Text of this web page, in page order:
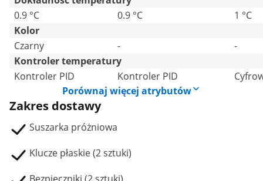
0.9 °C
0.9 °C
1 °C
Kolor
Czarny
-
-
Kontroler temperatury
Kontroler PID
Kontroler PID
Porównaj więcej atrybutów
Zakres dostawy
Suszarka próżniowa
Klucze płaskie (2 sztuki)